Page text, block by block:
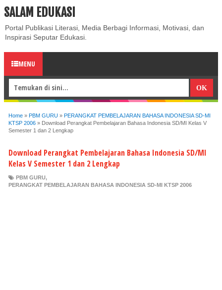
ABOUT CONTACT US
SALAM EDUKASI
Portal Publikasi Literasi, Media Berbagi Informasi, Motivasi, dan
Inspirasi Seputar Edukasi.
MENU
Home » PBM GURU » PERANGKAT PEMBELAJARAN BAHASA INDONESIA SD-MI
KTSP 2006 » Download Perangkat Pembelajaran Bahasa Indonesia SD/MI Kelas V
Semester 1 dan 2 Lengkap
Download Perangkat Pembelajaran Bahasa Indonesia SD/MI
Kelas V Semester 1 dan 2 Lengkap
PBM GURU,
PERANGKAT PEMBELAJARAN BAHASA INDONESIA SD-MI KTSP 2006